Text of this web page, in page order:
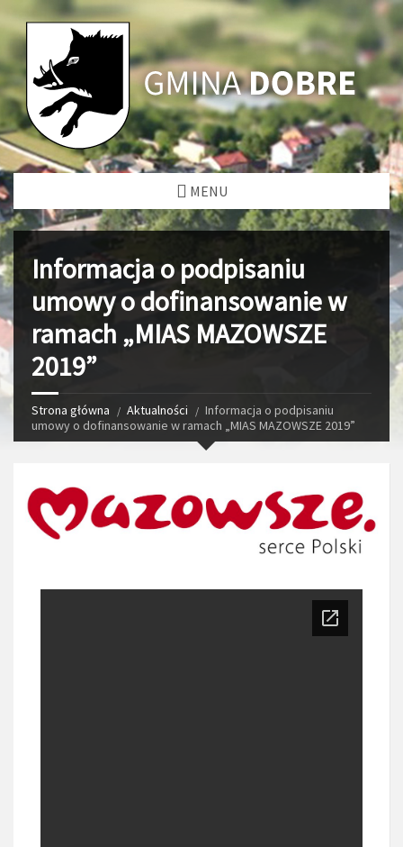
MENU
Informacja o podpisaniu
umowy o dofinansowanie w
ramach „MIAS MAZOWSZE
2019”
Strona główna Aktualności
Informacja o podpisaniu
umowy o dofinansowanie w ramach „MIAS MAZOWSZE 2019”